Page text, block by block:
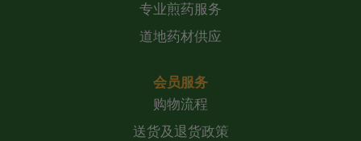
专业煎药服务
道地药材供应
会员服务
购物流程
送货及退货政策